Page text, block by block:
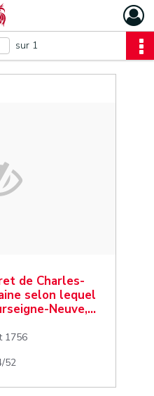
sur 1
de Charles-
selon lequel
Neuve,…
1756
52